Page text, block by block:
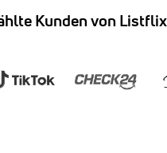
Kunden von Listflix